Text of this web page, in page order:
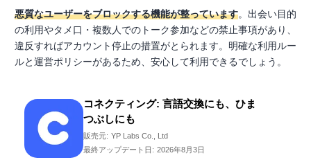
悪質なユーザーをブロックする機能が整っています。出会い目的
の利用やタメ口・複数人でのトーク参加などの禁止事項があり、
違反すればアカウント停止の措置がとられます。明確な利用ルー
ルと運営ポリシーがあるため、安心して利用できるでしょう。
コネクティング: 言語交換にも、ひま
つぶしにも
販売元: YP Labs Co., Ltd
最終アップデート日: 2026年8月3日